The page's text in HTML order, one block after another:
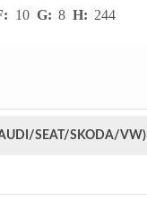
10 G: 8 H: 244
SEAT/SKODA/VW)